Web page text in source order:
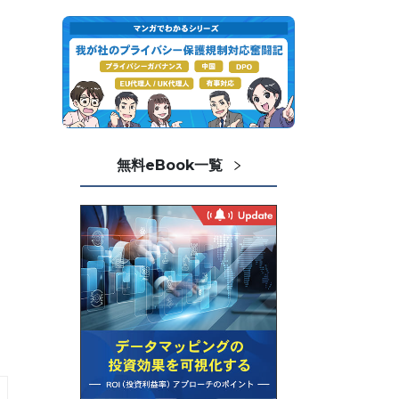
無料eBook一覧